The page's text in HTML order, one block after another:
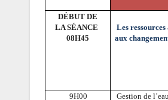
DÉBUT DE
LA SÉANCE
08H45
Les
aux
9H00 Gestion de